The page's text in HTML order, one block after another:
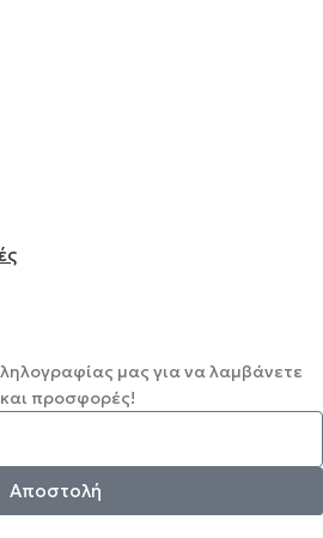
μας για να λαμβάνετε
προσφορές!
Αποστολή